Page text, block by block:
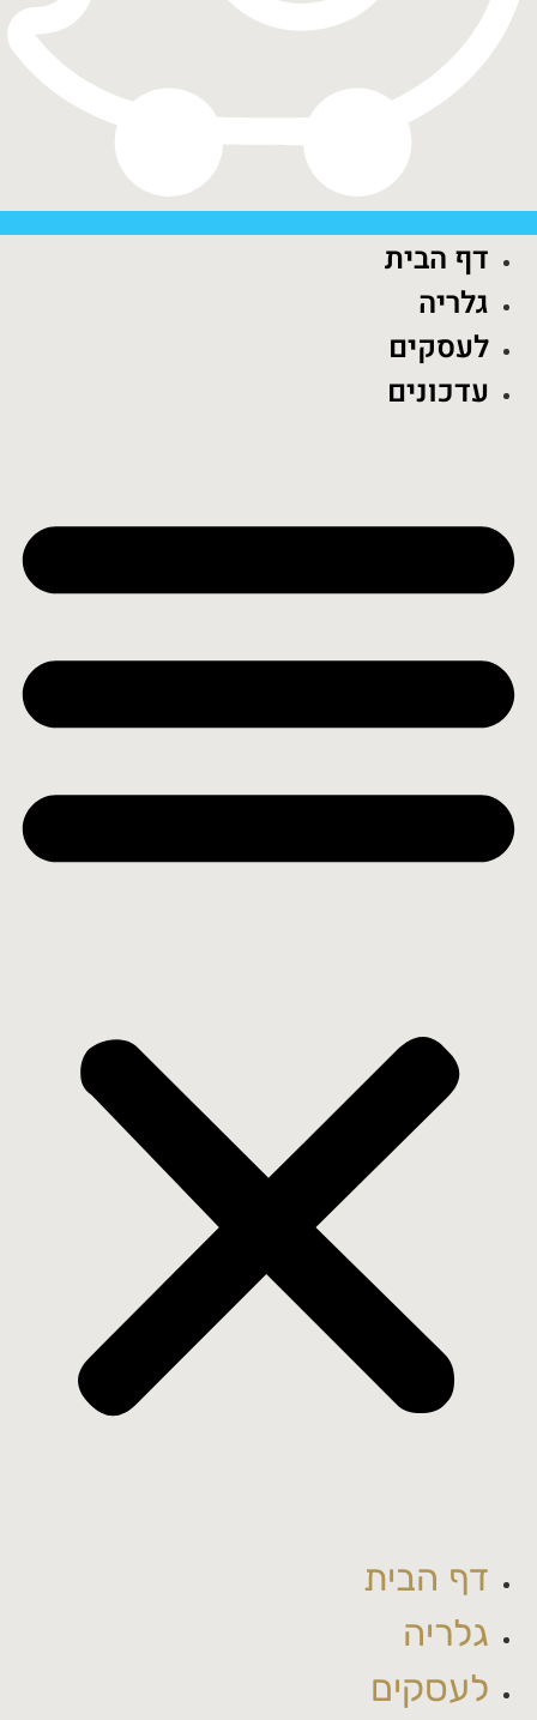
דף הבית
גלריה
לעסקים
עדכונים
דף הבית
גלריה
לעסקים